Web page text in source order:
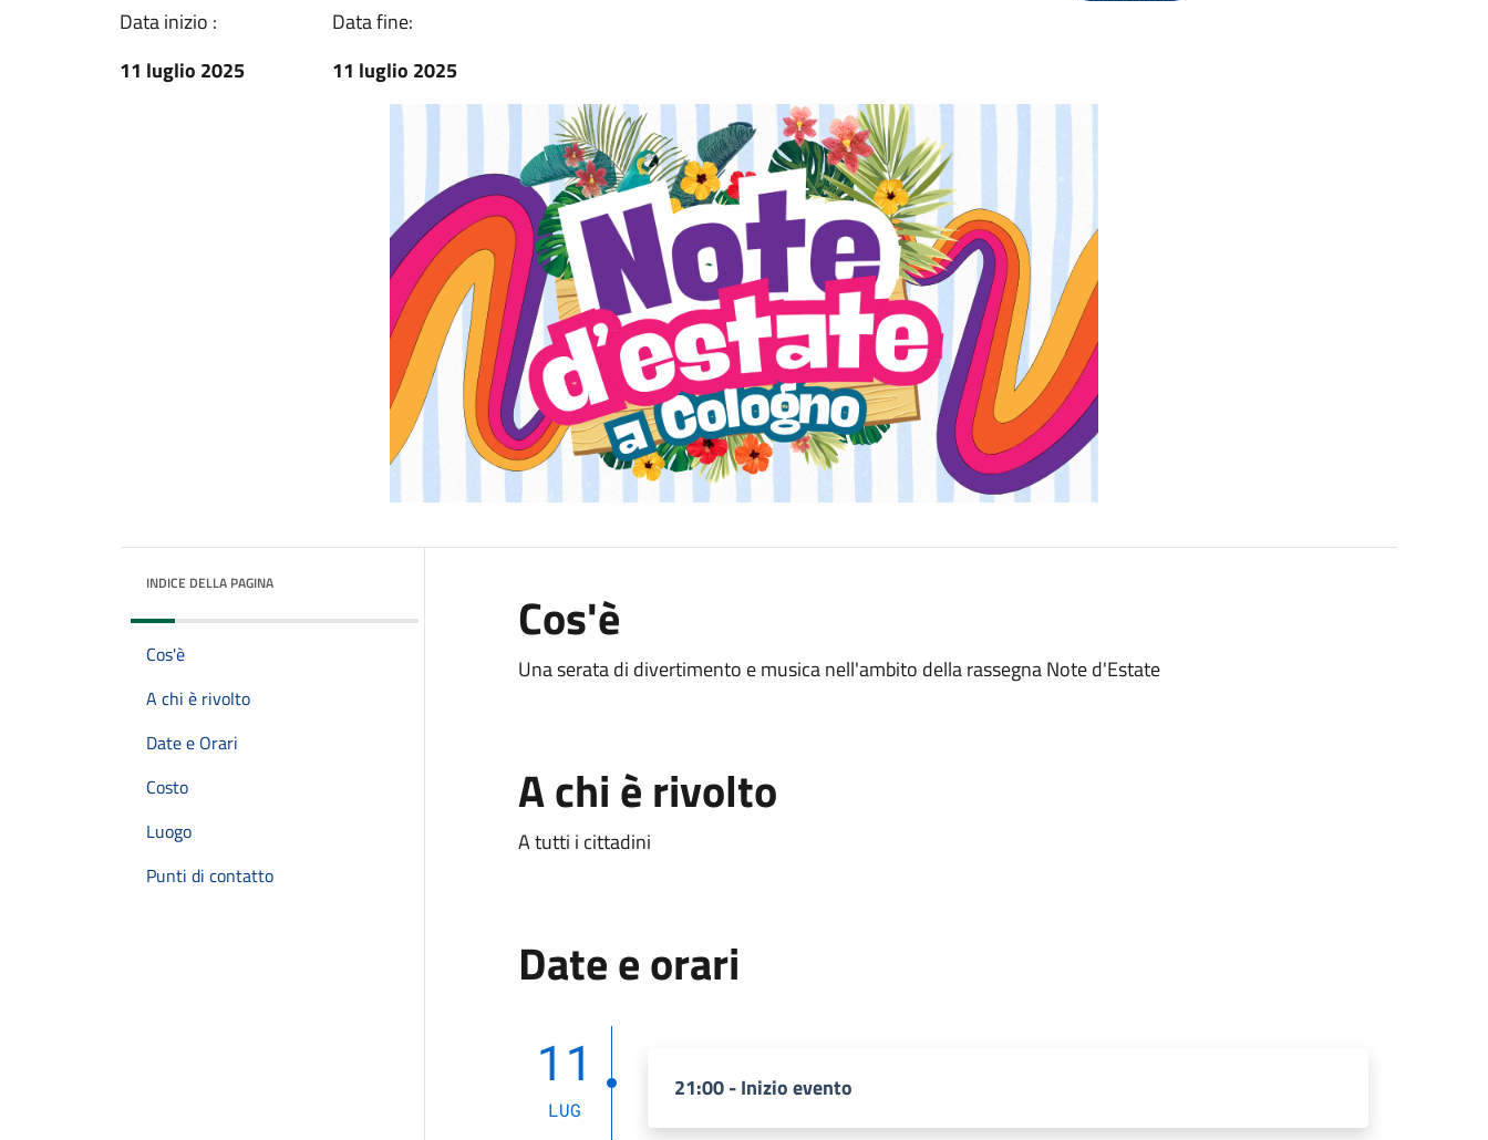
Data inizio :
11 luglio 2025
Data fine:
11 luglio 2025
INDICE DELLA PAGINA
Cos'è
A chi è rivolto
Date e Orari
Costo
Luogo
Punti di contatto
Cos'è
Una serata di divertimento e musica nell'ambito della rassegna Note d'Estate
A chi è rivolto
A tutti i cittadini
Date e orari
11
LUG
21:00 - Inizio evento